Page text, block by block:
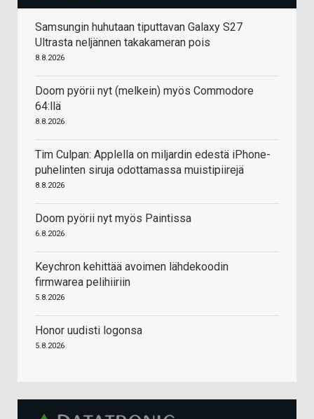
Samsungin huhutaan tiputtavan Galaxy S27
Ultrasta neljännen takakameran pois
8.8.2026
Doom pyörii nyt (melkein) myös Commodore
64:llä
8.8.2026
Tim Culpan: Applella on miljardin edestä iPhone-
puhelinten siruja odottamassa muistipiirejä
8.8.2026
Doom pyörii nyt myös Paintissa
6.8.2026
Keychron kehittää avoimen lähdekoodin
firmwarea pelihiiriin
5.8.2026
Honor uudisti logonsa
5.8.2026